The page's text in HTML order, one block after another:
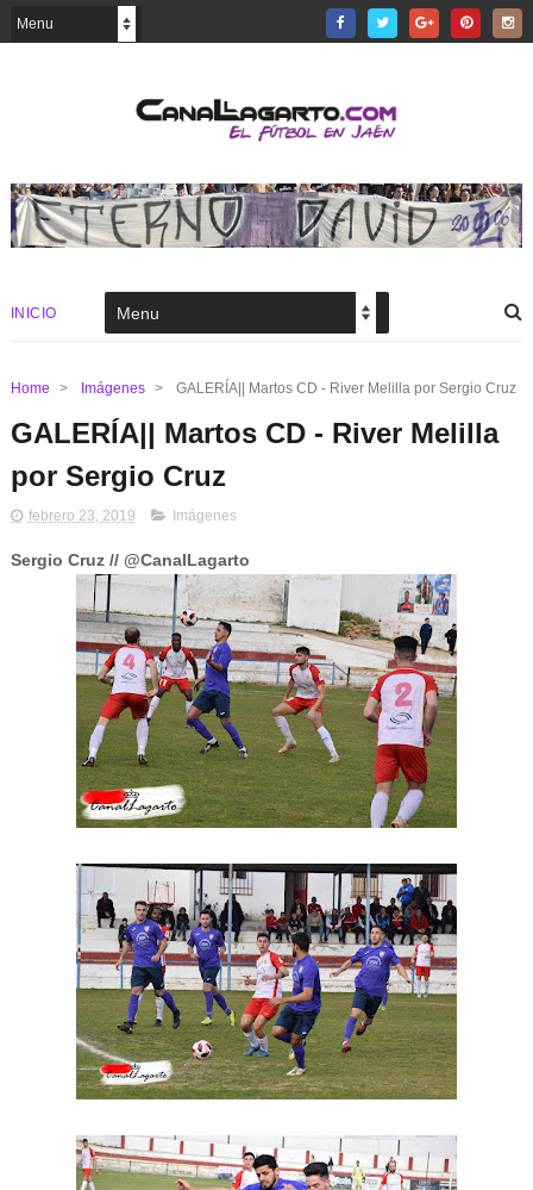
INICIO
Home > Imágenes > GALERÍA|| Martos CD - River Melilla por Sergio Cruz
GALERÍA|| Martos CD - River Melilla
por Sergio Cruz
febrero 23, 2019 Imágenes
Sergio Cruz // @CanalLagarto